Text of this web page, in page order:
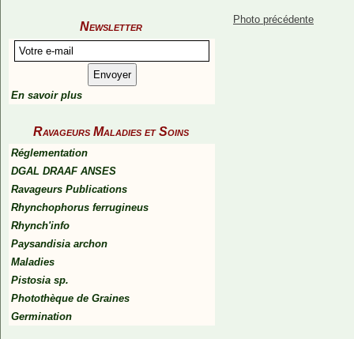
Newsletter
En savoir plus
Ravageurs Maladies et Soins
Réglementation
DGAL DRAAF ANSES
Ravageurs Publications
Rhynchophorus ferrugineus
Rhynch'info
Paysandisia archon
Maladies
Pistosia sp.
Photothèque de Graines
Germination
Photo précédente